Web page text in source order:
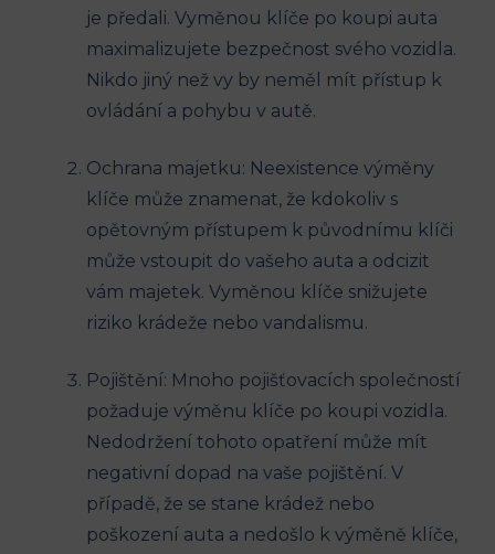
⁢je ​předali. ‌Vyměnou​ klíče po ⁢koupi‍ auta
maximalizujete bezpečnost svého vozidla.
Nikdo jiný než⁢ vy by neměl ⁤mít přístup k
⁢ovládání a‍ pohybu ‍v⁣ autě.
Ochrana majetku: Neexistence výměny
klíče‌ může znamenat, že kdokoliv s
opětovným přístupem k‌ původnímu klíči
může vstoupit ‌do⁣ vašeho auta‍ a odcizit
vám majetek. Vyměnou klíče snižujete
‌riziko krádeže nebo vandalismu.
Pojištění: Mnoho pojišťovacích ⁢společností
požaduje výměnu klíče po koupi vozidla.
Nedodržení‍ tohoto​ opatření může mít
negativní dopad ‌na⁤ vaše pojištění. V​
případě, že se stane krádež nebo
poškození‍ auta⁣ a nedošlo k výměně klíče,⁢